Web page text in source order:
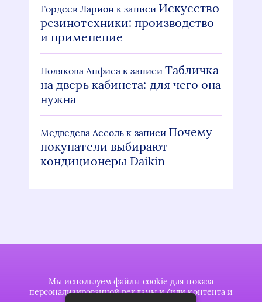
Гордеев Ларион к записи Искусство
резинотехники: производство
и применение
Полякова Анфиса к записиТабличка
на дверь кабинета: для чего она
нужна
Медведева Ассоль к записи Почему
покупатели выбирают
кондиционеры Daikin
Мы используем файлы cookie для показа
персонализированной рекламы и/или контента и